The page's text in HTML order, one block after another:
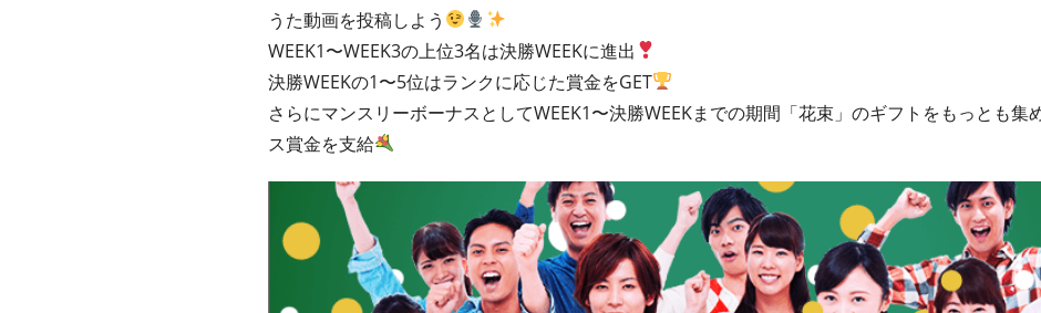
うた動画を投稿しよう
WEEK1〜WEEK3の上位3名は決勝WEEKに進出
決勝WEEKの1〜5位はランクに応じた賞金をGET
さらにマンスリーボーナスとしてWEEK1〜決勝WEEKまでの期間「花束」のギフトをもっとも集
ス賞金を支給